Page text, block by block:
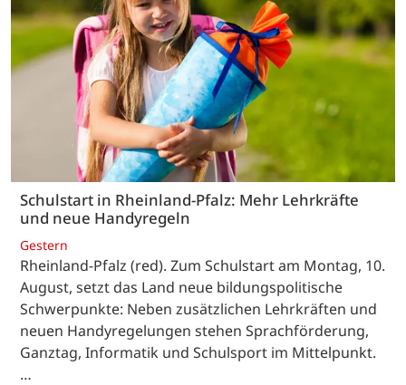
Schulstart in Rheinland-Pfalz: Mehr Lehrkräfte
und neue Handyregeln
Gestern
Rheinland-Pfalz (red). Zum Schulstart am Montag, 10.
August, setzt das Land neue bildungspolitische
Schwerpunkte: Neben zusätzlichen Lehrkräften und
neuen Handyregelungen stehen Sprachförderung,
Ganztag, Informatik und Schulsport im Mittelpunkt.
…